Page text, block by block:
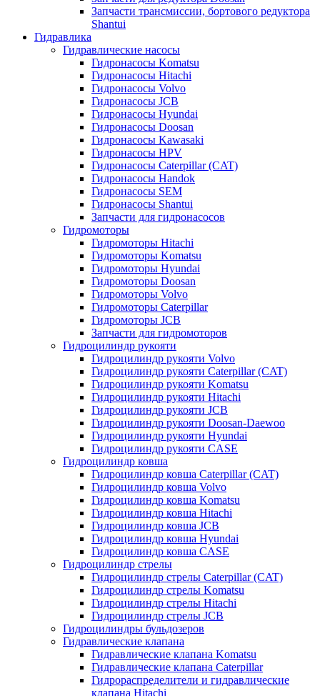
Запчасти трансмиссии, бортового редуктора
Shantui
Гидравлика
Гидравлические насосы
Гидронасосы Komatsu
Гидронасосы Hitachi
Гидронасосы Volvo
Гидронасосы JCB
Гидронасосы Hyundai
Гидронасосы Doosan
Гидронасосы Kawasaki
Гидронасосы HPV
Гидронасосы Caterpillar (CAT)
Гидронасосы Handok
Гидронасосы SEM
Гидронасосы Shantui
Запчасти для гидронасосов
Гидромоторы
Гидромоторы Hitachi
Гидромоторы Komatsu
Гидромоторы Hyundai
Гидромоторы Doosan
Гидромоторы Volvo
Гидромоторы Caterpillar
Гидромоторы JCB
Запчасти для гидромоторов
Гидроцилиндр рукояти
Гидроцилиндр рукояти Volvo
Гидроцилиндр рукояти Caterpillar (CAT)
Гидроцилиндр рукояти Komatsu
Гидроцилиндр рукояти Hitachi
Гидроцилиндр рукояти JCB
Гидроцилиндр рукояти Doosan-Daewoo
Гидроцилиндр рукояти Hyundai
Гидроцилиндр рукояти CASE
Гидроцилиндр ковша
Гидроцилиндр ковша Caterpillar (CAT)
Гидроцилиндр ковша Volvo
Гидроцилиндр ковша Komatsu
Гидроцилиндр ковша Hitachi
Гидроцилиндр ковша JCB
Гидроцилиндр ковша Hyundai
Гидроцилиндр ковша CASE
Гидроцилиндр стрелы
Гидроцилиндр стрелы Caterpillar (CAT)
Гидроцилиндр стрелы Komatsu
Гидроцилиндр стрелы Hitachi
Гидроцилиндр стрелы JCB
Гидроцилиндры бульдозеров
Гидравлические клапана
Гидравлические клапана Komatsu
Гидравлические клапана Caterpillar
Гидрораспределители и гидравлические
клапана Hitachi